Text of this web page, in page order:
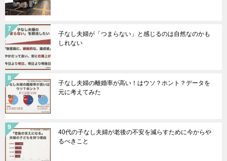
子なし夫婦が「つまらない」と感じるのは自然なのかも
しれない
子なし夫婦の離婚率が高い！はウソ？ホント？データを
元に考えてみた
40代の子なし夫婦が老後の不安を減らすために今からや
るべきこと